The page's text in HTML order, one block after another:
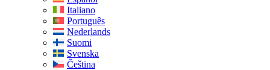
Italiano
Português
Nederlands
Suomi
Svenska
Čeština